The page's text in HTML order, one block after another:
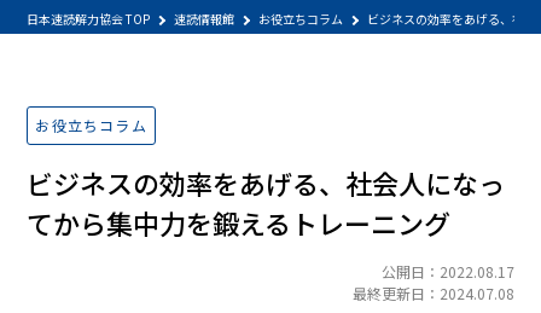
日本速読解力協会 TOP 速読情報館 お役立ちコラム ビジネスの効率をあげる、社
お役立ちコラム
ビジネスの効率をあげる、社会人になっ
てから集中力を鍛えるトレーニング
公開日：2022.08.17
最終更新日：2024.07.08